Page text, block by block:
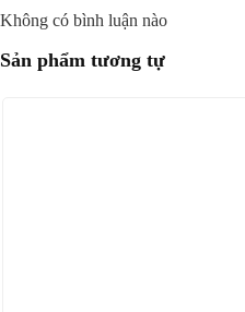
Không có bình luận nào
Sản phẩm tương tự